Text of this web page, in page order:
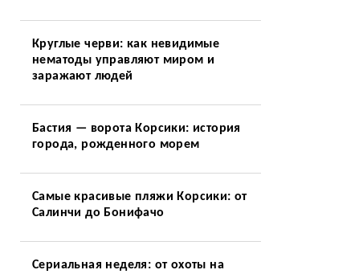
Круглые черви: как невидимые
нематоды управляют миром и
заражают людей
Бастия — ворота Корсики: история
города, рожденного морем
Самые красивые пляжи Корсики: от
Салинчи до Бонифачо
Сериальная неделя: от охоты на